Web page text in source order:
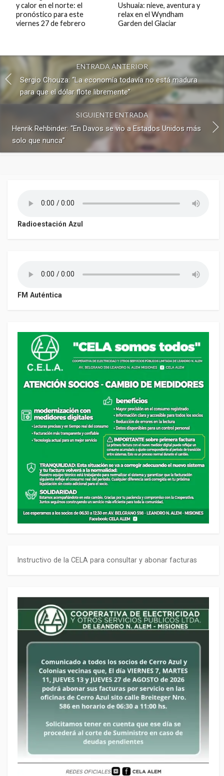
y calor en el norte: el
pronóstico para este
viernes 27 de febrero
Ushuaia: nieve, aventura y
relax en el Wyndham
Garden del Glaciar
ENTRADA ANTERIOR
Sergio Chouza: “La economía todavía no está madura
para que el dólar flote libremente”
SIGUIENTE ENTRADA
Henrik Rehbinder: “En Davos se vio a Estados Unidos más
solo que nunca”
Radioestación Azul
FM Auténtica
Instructivo de la CELA para consultar y abonar facturas